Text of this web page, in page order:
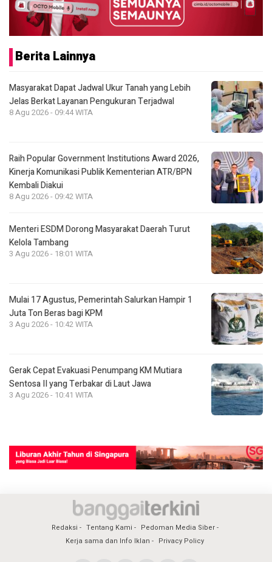
Berita Lainnya
Masyarakat Dapat Jadwal Ukur Tanah yang Lebih
Jelas Berkat Layanan Pengukuran Terjadwal
8 Agu 2026 - 09:44 WITA
Raih Popular Government Institutions Award 2026,
Kinerja Komunikasi Publik Kementerian ATR/BPN
Kembali Diakui
8 Agu 2026 - 09:42 WITA
Menteri ESDM Dorong Masyarakat Daerah Turut
Kelola Tambang
3 Agu 2026 - 18:01 WITA
Mulai 17 Agustus, Pemerintah Salurkan Hampir 1
Juta Ton Beras bagi KPM
3 Agu 2026 - 10:42 WITA
Gerak Cepat Evakuasi Penumpang KM Mutiara
Sentosa II yang Terbakar di Laut Jawa
3 Agu 2026 - 10:41 WITA
Redaksi Tentang Kami
Pedoman Media Siber
Kerja sama dan Info Iklan
Privacy Policy